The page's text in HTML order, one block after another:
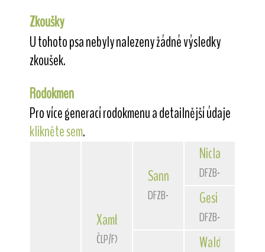
Zkoušky
U tohoto psa nebyly nalezeny žádné výsledky
zkoušek.
Rodokmen
Pro více generací rodokmenu a detailnější údaje
klikněte sem.
Xambo
ČLP/FXH/29662
Sannio von der
DFZB-93 1588
Niclas
DFZB-90 3172
Gesi
DFZB-91 1307
Waldschrat